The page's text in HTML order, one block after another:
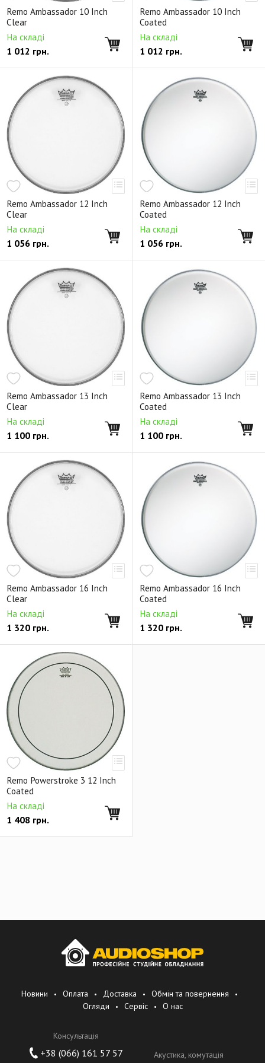
Полезные аксессуары
Remo Ambassador 10 Inch
Clear
На складі
1 012 грн.
Remo Ambassador 10 Inch
Coated
На складі
1 012 грн.
Remo Ambassador 12 Inch
Clear
На складі
1 056 грн.
Remo Ambassador 12 Inch
Coated
На складі
1 056 грн.
Remo Ambassador 13 Inch
Clear
На складі
1 100 грн.
Remo Ambassador 13 Inch
Coated
На складі
1 100 грн.
Remo Ambassador 16 Inch
Clear
На складі
1 320 грн.
Remo Ambassador 16 Inch
Coated
На складі
1 320 грн.
Remo Powerstroke 3 12 Inch
Coated
На складі
1 408 грн.
Новини Оплата Доставка
Обмін та повернення
Огляди
Сервіс О нас
Консультація
+38 (066) 161 57 57 Акустика, комутація